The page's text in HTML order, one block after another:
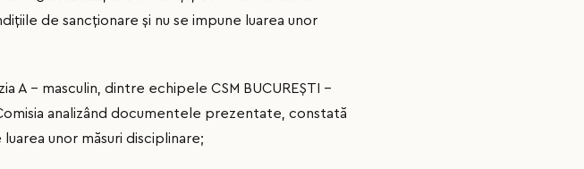
de sancționare și nu se impune luarea unor
A – masculin, dintre echipele CSM BUCUREŞTI –
analizând documentele prezentate, constată
unor măsuri disciplinare;